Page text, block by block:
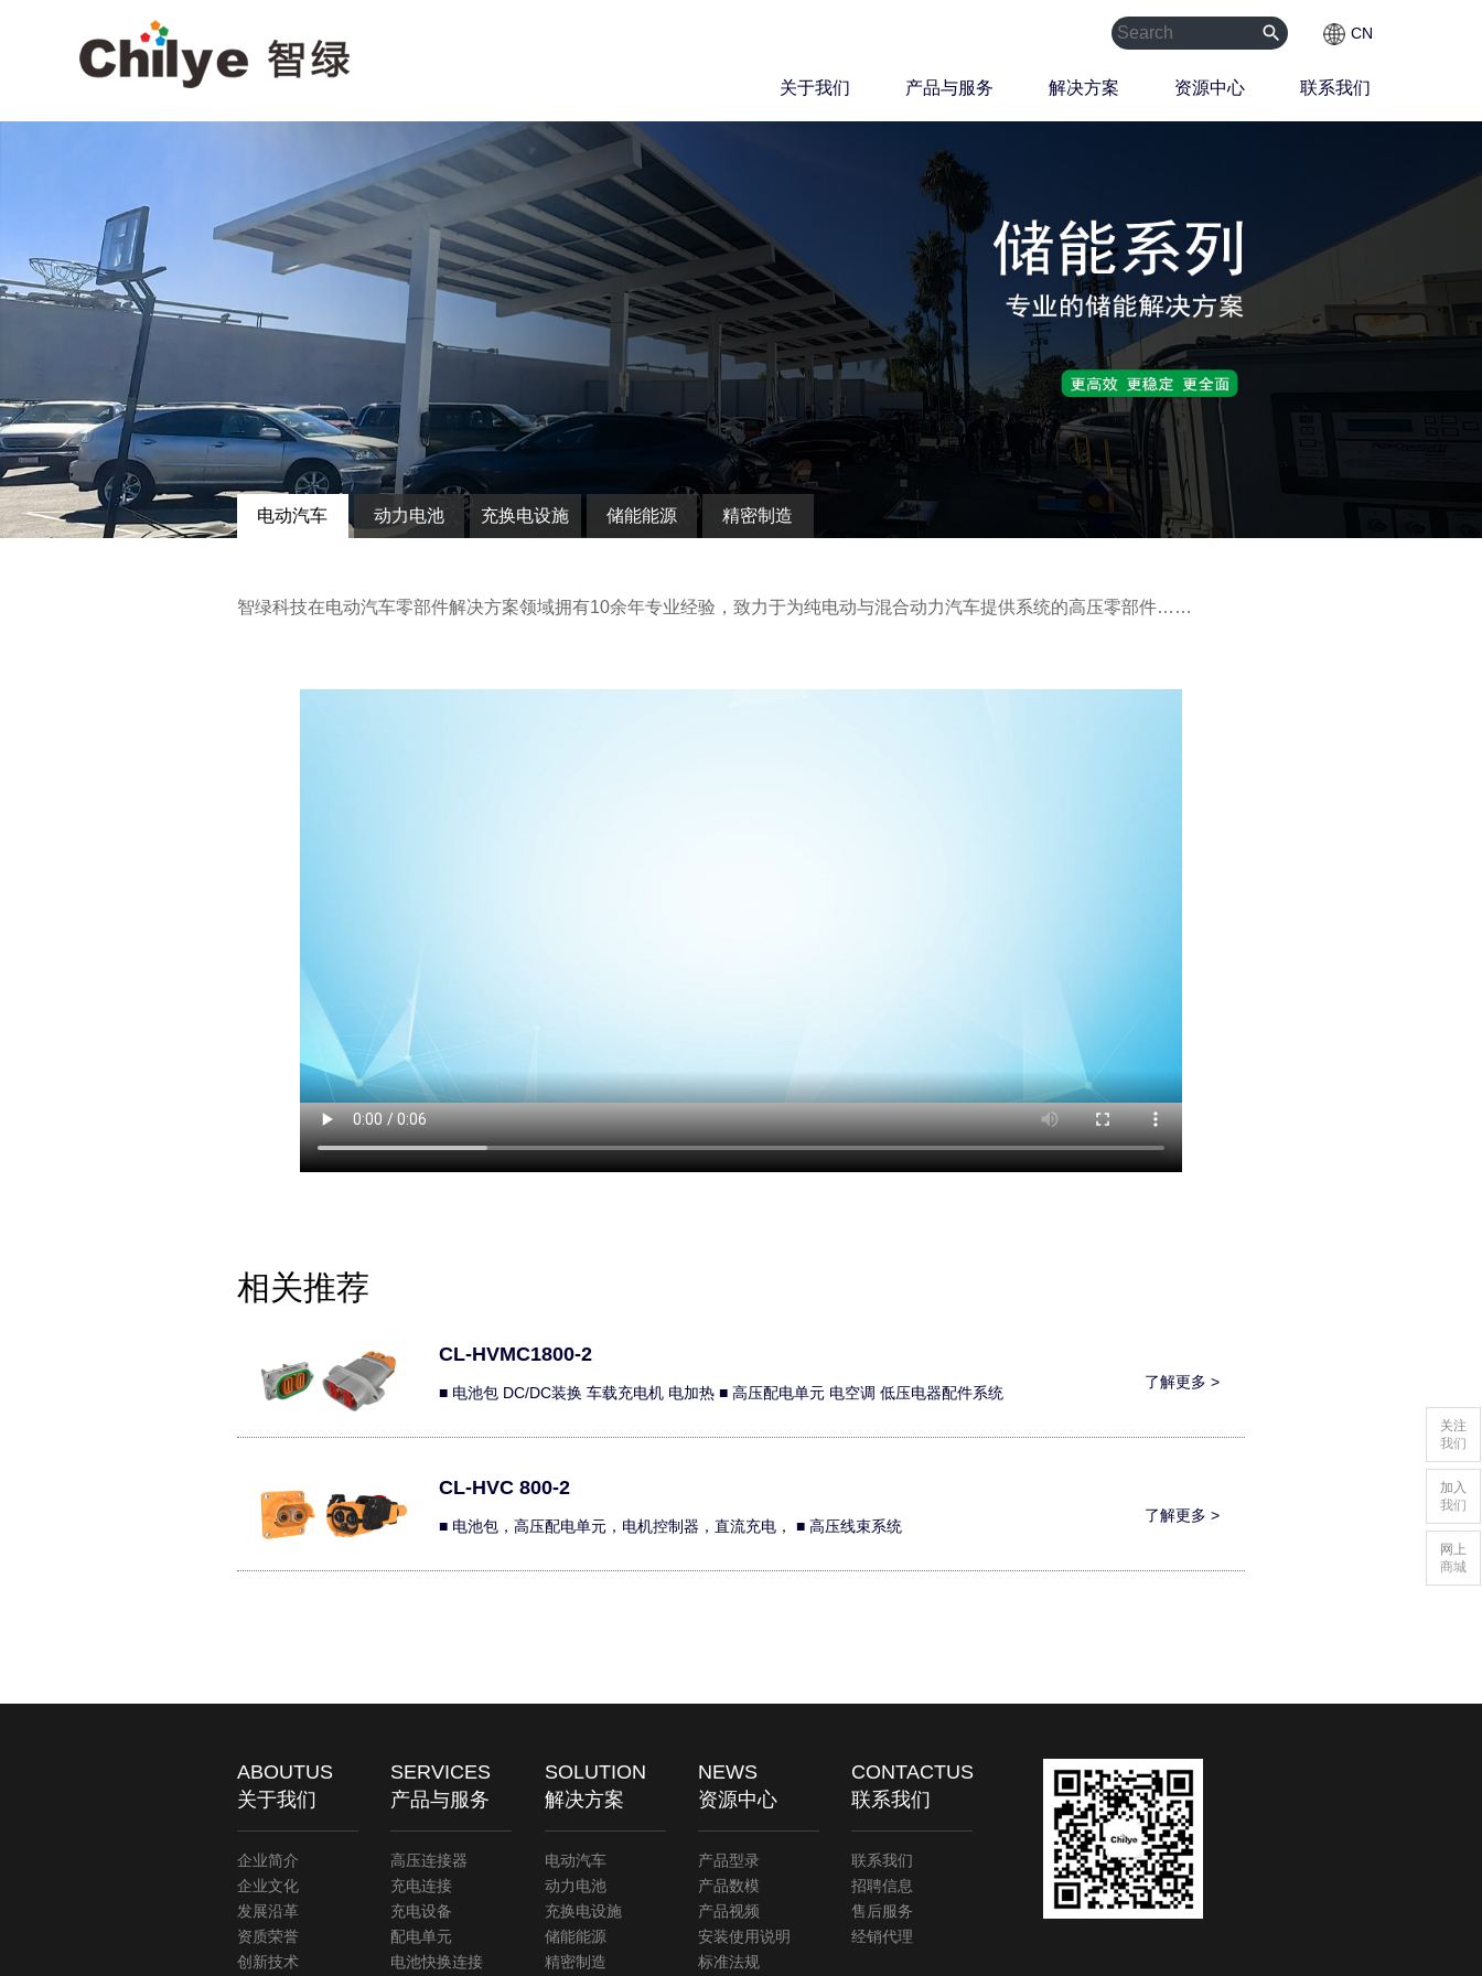
CN
search
关于我们 产品与服务 解决方案 资源中心 联系我们
电动汽车 动力电池 充换电设施 储能能源 精密制造
智绿科技在电动汽车零部件解决方案领域拥有10余年专业经验，致力于为纯电动与混合动力汽车提供系统的高压零部件……
相关推荐
CL-HVMC1800-2
■ 电池包 DC/DC装换 车载充电机 电加热 ■ 高压配电单元 电空调 低压电器配件系统
了解更多 >
CL-HVC 800-2
■ 电池包，高压配电单元，电机控制器，直流充电， ■ 高压线束系统
了解更多 >
ABOUTUS
关于我们
企业简介
企业文化
发展沿革
资质荣誉
创新技术
SERVICES
产品与服务
高压连接器
充电连接
充电设备
配电单元
电池快换连接
SOLUTION
解决方案
电动汽车
动力电池
充换电设施
储能能源
精密制造
NEWS
资源中心
产品型录
产品数模
产品视频
安装使用说明
标准法规
CONTACTUS
联系我们
联系我们
招聘信息
售后服务
经销代理
关注
我们
加入
我们
网上
商城